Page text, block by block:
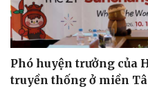
Phó huyện trưởng của
truyền thống ở miền